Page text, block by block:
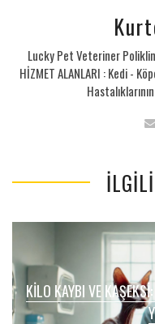
Lucky Pet Veteriner
HİZMET ALANLARI : Kedi -
KILO KAYBI VE